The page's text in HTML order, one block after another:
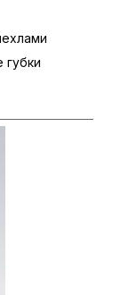
губки